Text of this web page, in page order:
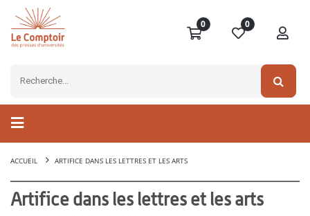
0 0
ACCUEIL ARTIFICE DANS LES LETTRES ET LES ARTS
Artifice dans les lettres et les arts